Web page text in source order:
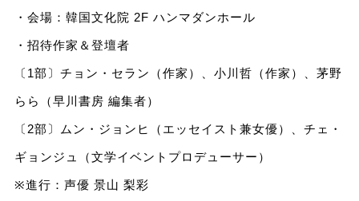
・会場：韓国文化院 2F ハンマダンホール
・招待作家＆登壇者
〔1部〕チョン・セラン（作家）、小川哲（作家）、茅野
らら（早川書房 編集者）
〔2部〕ムン・ジョンヒ（エッセイスト兼女優）、チェ・
ギョンジュ（文学イベントプロデューサー）
※進行：声優 景山 梨彩